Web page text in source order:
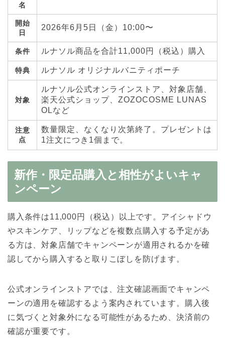
名
開始
日
2026年6月5日（金）10:00〜
条件 ルナソル商品を合計11,000円（税込）購入
特典 ルナソル オリジナルバニティポーチ
対象
ルナソル公式オンラインストア、対象店舗、
楽天公式ショップ、ZOZOCOSME LUNAS
OLなど
注意
点
数量限定、なくなり次第終了。プレゼントは
1注文につき1個まで。
新作・限定品購入と相性がよいキャ
ンペーン
購入条件は11,000円（税込）以上です。アイシャドウ
やスキンケア、リップなどを複数点購入する予定があ
る方は、対象店舗でキャンペーンが適用されるかを確
認してから購入すると取りこぼしを防げます。
公式オンラインストアでは、注文確認画面でキャンペ
ーンの適用を確認するよう案内されています。購入後
に気づくと対象外になる可能性があるため、決済前の
確認が重要です。